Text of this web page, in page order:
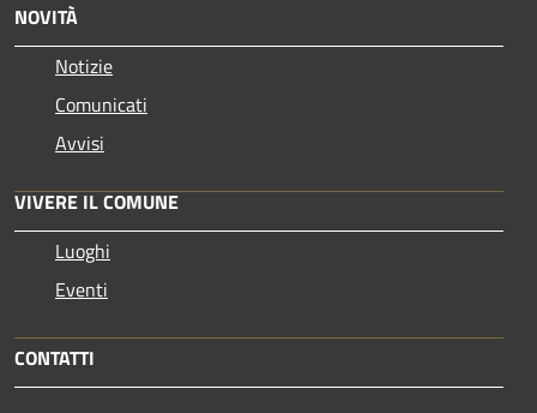
NOVITÀ
Notizie
Comunicati
Avvisi
VIVERE IL COMUNE
Luoghi
Eventi
CONTATTI